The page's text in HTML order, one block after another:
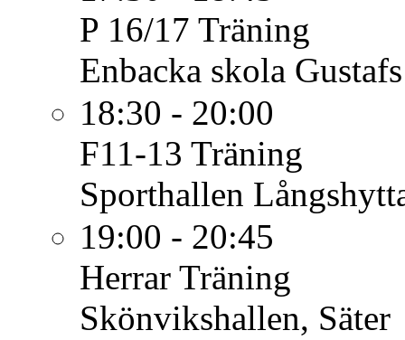
P 16/17 Träning
Enbacka skola
18:30 - 20:00
F11-13 Träning
Sporthallen
19:00 - 20:45
Herrar Träning
Skönvikshallen, Säter